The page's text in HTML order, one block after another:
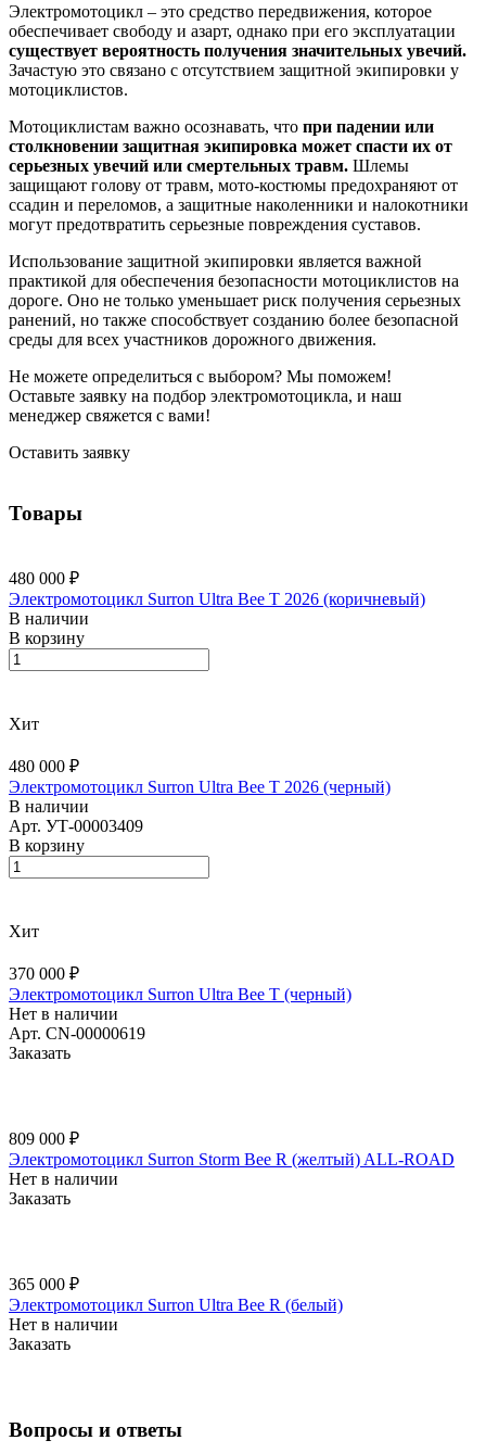
Электромотоцикл – это средство передвижения, которое
обеспечивает свободу и азарт, однако при его эксплуатации
существует вероятность получения значительных увечий.
Зачастую это связано с отсутствием защитной экипировки у
мотоциклистов.
Мотоциклистам важно осознавать, что при падении или
столкновении защитная экипировка может спасти их от
серьезных увечий или смертельных травм. Шлемы
защищают голову от травм, мото-костюмы предохраняют от
ссадин и переломов, а защитные наколенники и налокотники
могут предотвратить серьезные повреждения суставов.
Использование защитной экипировки является важной
практикой для обеспечения безопасности мотоциклистов на
дороге. Оно не только уменьшает риск получения серьезных
ранений, но также способствует созданию более безопасной
среды для всех участников дорожного движения.
Не можете определиться с выбором? Мы поможем!
Оставьте заявку на подбор электромотоцикла, и наш
менеджер свяжется с вами!
Оставить заявку
Товары
480 000 ₽
Электромотоцикл Surron Ultra Bee T 2026 (коричневый)
В наличии
В корзину
Хит
480 000 ₽
Электромотоцикл Surron Ultra Bee T 2026 (черный)
В наличии
Арт. УТ-00003409
В корзину
Хит
370 000 ₽
Электромотоцикл Surron Ultra Bee T (черный)
Нет в наличии
Арт. CN-00000619
Заказать
809 000 ₽
Электромотоцикл Surron Storm Bee R (желтый) ALL-ROAD
Нет в наличии
Заказать
365 000 ₽
Электромотоцикл Surron Ultra Bee R (белый)
Нет в наличии
Заказать
Вопросы и ответы